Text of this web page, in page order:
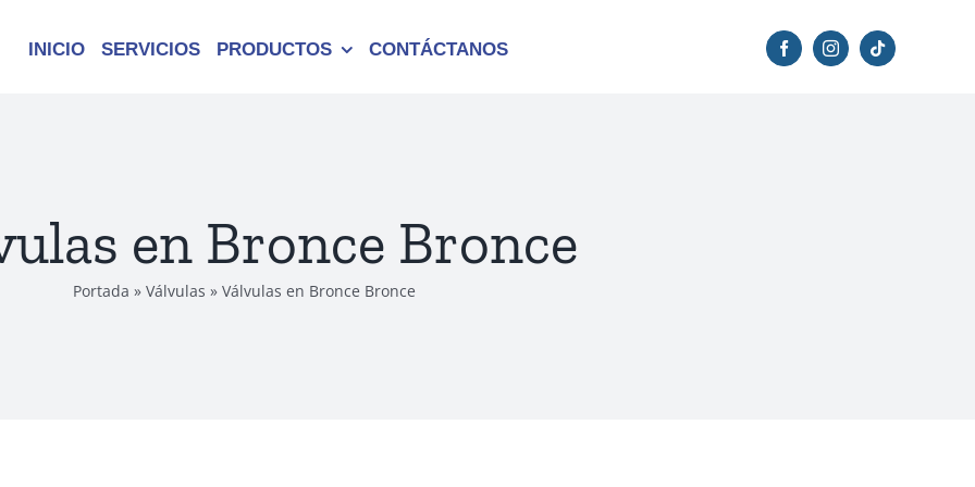
INICIO SERVICIOS PRODUCTOS CONTÁCTANOS
en Bronce Bronce
Portada » Válvulas » Válvulas en Bronce Bronce